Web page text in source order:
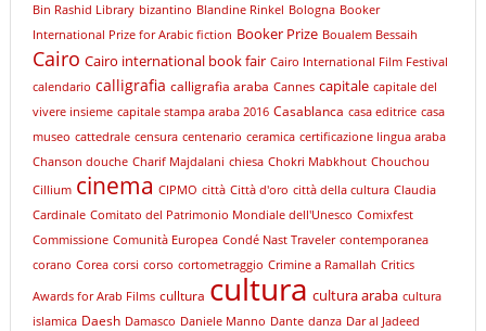
Bin Rashid Library bizantino Blandine Rinkel Bologna Booker
International Prize for Arabic fiction Booker Prize Boualem Bessaih
Cairo Cairo international book fair Cairo International Film Festival
calendario calligrafia calligrafia araba Cannes capitale capitale del
vivere insieme capitale stampa araba 2016 Casablanca casa editrice casa
museo cattedrale censura centenario ceramica certificazione lingua araba
Chanson douche Charif Majdalani chiesa Chokri Mabkhout Chouchou
Cillium cinema CIPMO città Città d'oro città della cultura Claudia
Cardinale Comitato del Patrimonio Mondiale dell'Unesco Comixfest
Commissione Comunità Europea Condé Nast Traveler contemporanea
corano Corea corsi corso cortometraggio Crimine a Ramallah Critics
Awards for Arab Films culltura cultura cultura araba cultura
islamica Daesh Damasco Daniele Manno Dante danza Dar al Jadeed